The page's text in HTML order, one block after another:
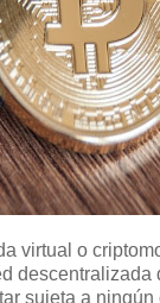
virtual o
descentralizada
sujeta a ningún